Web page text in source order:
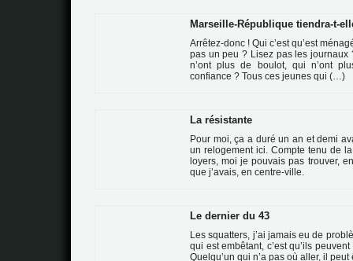
Marseille-République tiendra-t-
Arrêtez-donc ! Qui c’est qu’est
pas un peu ? Lisez pas les jour­naux
n’ont plus de bou­lot, qui n’ont
confiance ? Tous ces jeu­nes qui (…)
La résistante
Pour moi, ça a duré un an et demi
un relo­ge­ment ici. Compte tenu de
loyers, moi je pou­vais pas trou­ver,
que j’avais, en cen­tre-ville.
Le dernier du 43
Les squat­ters, j’ai jamais eu de
qui est embê­tant, c’est qu’ils
Quelqu’un qui n’a pas où aller, il peut